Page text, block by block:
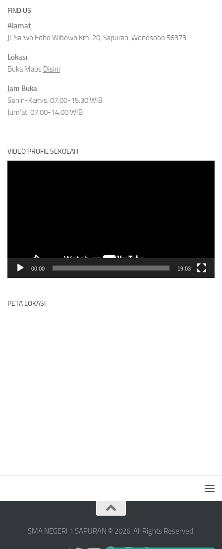
FIND US
Alamat
Jl. Sarwo Edho Wibowo Km. 20, Sapuran, Wonosobo 56373
Lokasi
Buka Maps Disini
Jam Buka
Senin-Kamis: 07:00-15.30 WIB
Jum’at: 07:00-14:00 WIB
VIDEO PROFIL SEKOLAH
00:00 19:03
PETA LOKASI
SMA NEGERI 1 SAPURAN © 2026. All Rights Reserved.